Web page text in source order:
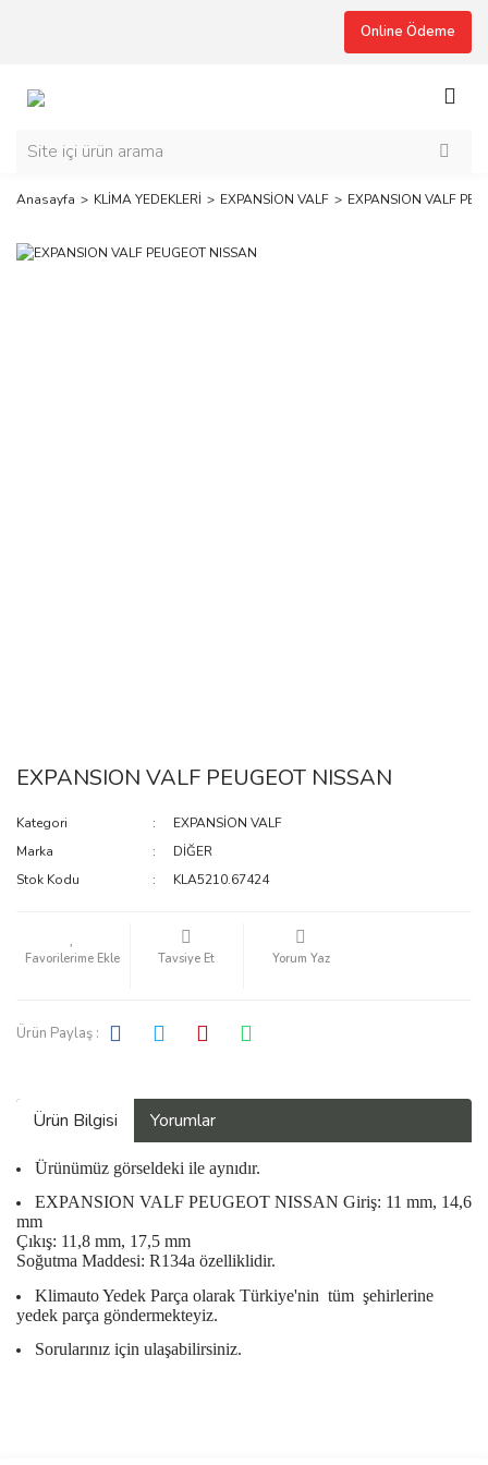
Online Ödeme
Anasayfa KLİMA YEDEKLERİ EXPANSİON VALF EXPANSION VALF
EXPANSION VALF PEUGEOT NISSAN
Kategori
EXPANSİON VALF
Marka
DİĞER
Stok Kodu
KLA5210.67424
Tavsiye Et Yorum Yaz
Ürün Paylaş :
Ürün Bilgisi Yorumlar
Ürünümüz görseldeki ile aynıdır.
EXPANSION VALF PEUGEOT NISSAN Giriş: 11 mm, 14,6
mm
Çıkış: 11,8 mm, 17,5 mm
Soğutma Maddesi: R134a özelliklidir.
Klimauto Yedek Parça olarak Türkiye'nin tüm şehirlerine
yedek parça göndermekteyiz.
Sorularınız için ulaşabilirsiniz.